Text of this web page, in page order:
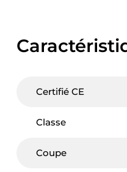
Certifié CE
Classe
Coupe